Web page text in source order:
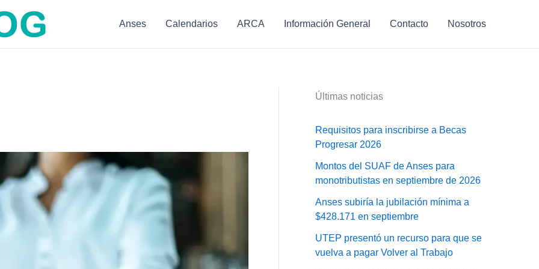
Anses Calendarios ARCA Información General Contacto Nosotros
Últimas noticias
Requisitos para inscribirse a Becas
Progresar 2026
Montos del SUAF de Anses para
monotributistas en septiembre de 2026
Anses subiría la jubilación mínima a
$428.171 en septiembre
UTEP presentó un recurso para que se
vuelva a pagar Volver al Trabajo